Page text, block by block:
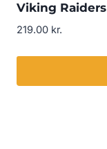
Viking Raiders
219.00 kr.